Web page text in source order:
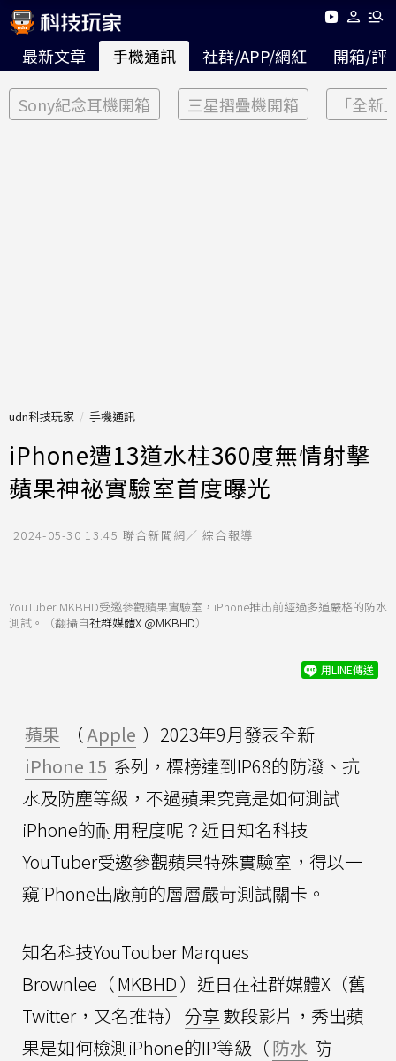
最新文章 手機通訊 社群/APP/網紅 開箱/評
Sony紀念耳機開箱 三星摺疊機開箱 「全新
udn科技玩家 手機通訊
iPhone遭13道水柱360度無情射擊
蘋果神祕實驗室首度曝光
2024-05-30 13:45 聯合新聞網／ 綜合報導
YouTuber MKBHD受邀參觀蘋果實驗室，iPhone推出前經過多道嚴格的防水
測試。（翻攝自社群媒體X @MKBHD）
用LINE傳送
蘋果 （Apple ）2023年9月發表全新
iPhone 15 系列，標榜達到IP68的防潑、抗
水及防塵等級，不過蘋果究竟是如何測試
iPhone的耐用程度呢？近日知名科技
YouTuber受邀參觀蘋果特殊實驗室，得以一
窺iPhone出廠前的層層嚴苛測試關卡。
知名科技YouTouber Marques
Brownlee（MKBHD）近日在社群媒體X（舊
Twitter，又名推特） 分享數段影片，秀出蘋
果是如何檢測iPhone的IP等級（防水 防